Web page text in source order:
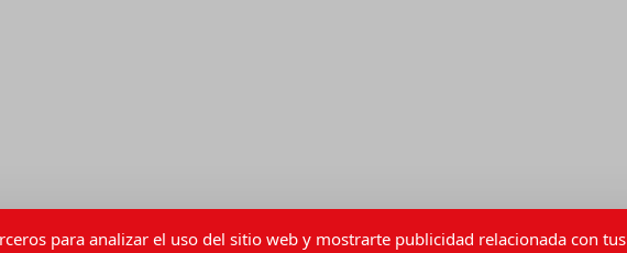
para analizar el uso del sitio web y mostrarte publicidad relacionada con tus